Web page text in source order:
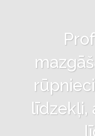
līdzekļi,